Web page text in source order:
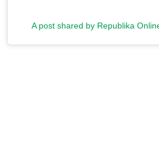
A post shared by Republika